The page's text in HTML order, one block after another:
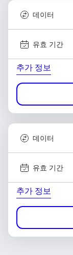
데이터
유효 기간
추가 정보
데이터
유효 기간
추가 정보